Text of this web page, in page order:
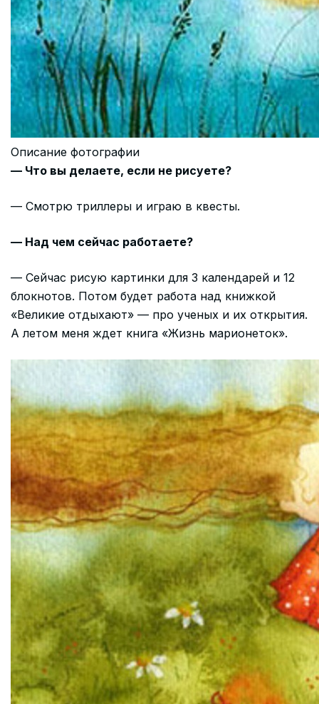
Описание фотографии
— Что вы делаете, если не рисуете?
— Смотрю триллеры и играю в квесты.
— Над чем сейчас работаете?
— Сейчас рисую картинки для 3 календарей и 12
блокнотов. Потом будет работа над книжкой
«Великие отдыхают» — про ученых и их открытия.
А летом меня ждет книга «Жизнь марионеток».